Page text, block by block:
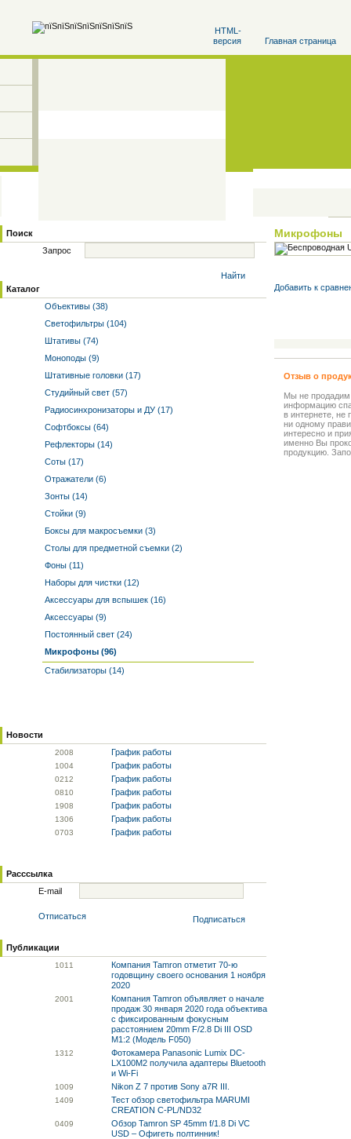
HTML-
версия
Главная страница
Поиск
Запрос
Найти
Каталог
Объективы (38)
Светофильтры (104)
Штативы (74)
Моноподы (9)
Штативные головки (17)
Студийный свет (57)
Радиосинхронизаторы и ДУ (17)
Софтбоксы (64)
Рефлекторы (14)
Соты (17)
Отражатели (6)
Зонты (14)
Стойки (9)
Боксы для макросъемки (3)
Столы для предметной съемки (2)
Фоны (11)
Наборы для чистки (12)
Аксессуары для вспышек (16)
Аксессуары (9)
Постоянный свет (24)
Микрофоны (96)
Стабилизаторы (14)
Новости
2008 График работы
1004 График работы
0212 График работы
0810 График работы
1908 График работы
1306 График работы
0703 График работы
Расссылка
E-mail
Отписаться Подписаться
Публикации
1011
Компания Tamron отметит 70-ю
годовщину своего основания 1 ноября
2020
2001
Компания Tamron объявляет о начале
продаж 30 января 2020 года объектива
с фиксированным фокусным
расстоянием 20mm F/2.8 Di III OSD
M1:2 (Модель F050)
1312
Фотокамера Panasonic Lumix DC-
LX100M2 получила адаптеры Bluetooth
и Wi-Fi
1009 Nikon Z 7 против Sony a7R III.
1409
Тест обзор светофильтра MARUMI
CREATION C-PL/ND32
0409
Обзор Tamron SP 45mm f/1.8 Di VC
USD – Офигеть полтинник!
Микрофоны
Добавить к
Отзыв о
Мы не
информацию
в интернете, не
ни одному
интересно и
именно Вы
продукцию.